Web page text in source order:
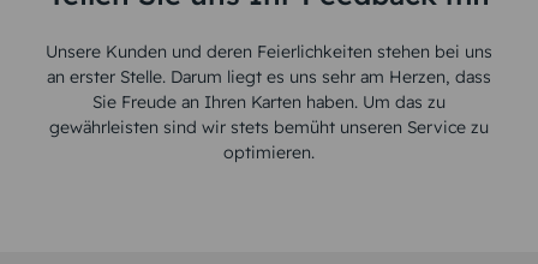
Unsere Kunden und deren Feierlichkeiten stehen bei uns
an erster Stelle. Darum liegt es uns sehr am Herzen, dass
Sie Freude an Ihren Karten haben. Um das zu
gewährleisten sind wir stets bemüht unseren Service zu
optimieren.